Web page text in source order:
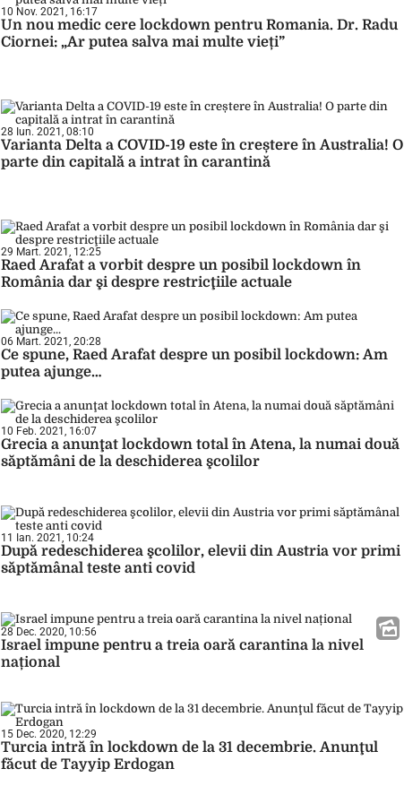
10 Nov. 2021, 16:17
Un nou medic cere lockdown pentru Romania. Dr. Radu
Ciornei: „Ar putea salva mai multe vieți”
28 Iun. 2021, 08:10
Varianta Delta a COVID-19 este în creștere în Australia! O
parte din capitală a intrat în carantină
29 Mart. 2021, 12:25
Raed Arafat a vorbit despre un posibil lockdown în
România dar şi despre restricţiile actuale
06 Mart. 2021, 20:28
Ce spune, Raed Arafat despre un posibil lockdown: Am
putea ajunge…
10 Feb. 2021, 16:07
Grecia a anunţat lockdown total în Atena, la numai două
săptămâni de la deschiderea şcolilor
11 Ian. 2021, 10:24
După redeschiderea şcolilor, elevii din Austria vor primi
săptămânal teste anti covid
28 Dec. 2020, 10:56
Israel impune pentru a treia oară carantina la nivel
național
15 Dec. 2020, 12:29
Turcia intră în lockdown de la 31 decembrie. Anunţul
făcut de Tayyip Erdogan